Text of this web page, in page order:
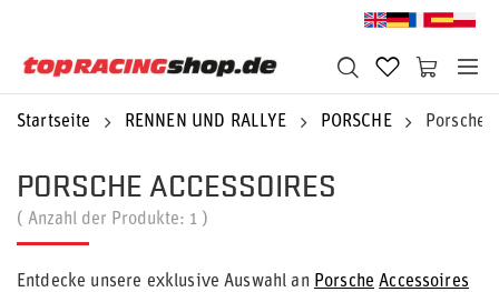
Startseite RENNEN UND RALLYE PORSCHE Porsche
PORSCHE ACCESSOIRES
( Anzahl der Produkte: 1 )
Entdecke unsere exklusive Auswahl an Porsche Accessoires